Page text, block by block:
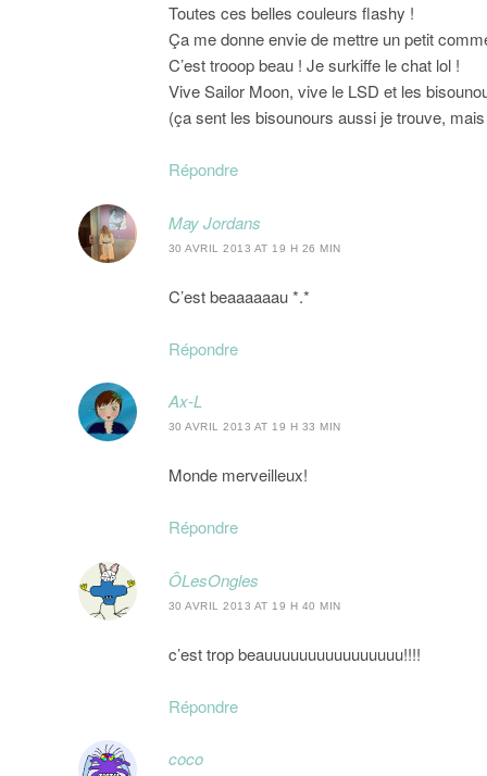
Toutes ces belles couleurs flashy !
Ça me donne envie de mettre un petit
C’est trooop beau ! Je surkiffe le chat lol !
Vive Sailor Moon, vive le LSD et les
(ça sent les bisounours aussi je trouve,
Répondre
May Jordans
30 AVRIL 2013 AT 19 H 26 MIN
C’est beaaaaaau *.*
Répondre
Ax-L
30 AVRIL 2013 AT 19 H 33 MIN
Monde merveilleux!
Répondre
ÔLesOngles
30 AVRIL 2013 AT 19 H 40 MIN
c’est trop beauuuuuuuuuuuuuuuu!!!!
Répondre
coco